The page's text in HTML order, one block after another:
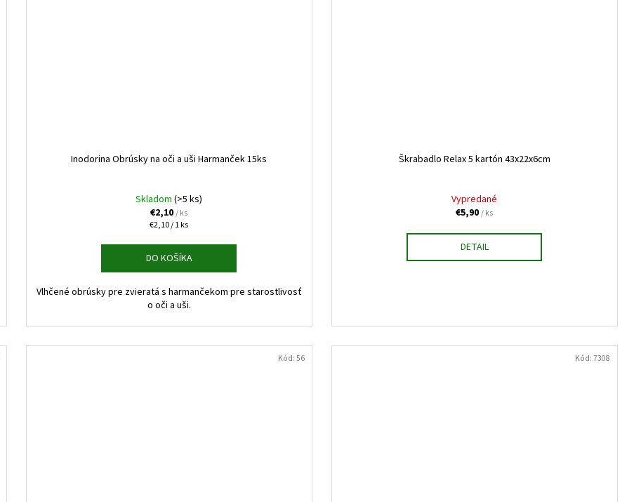
Inodorina Obrúsky na oči a uši Harmanček 15ks
Skladom(>5 ks)
€2,10/ ks
Jednotková
€2,10 / 1 ks
DO KOŠÍKA
Vlhčené obrúsky pre zvieratá s harmančekom pre starostlivosť
o oči a uši.
Škrabadlo Relax 5 kartón 43x22x6cm
Vypredané
€5,90/ ks
DETAIL
Kód:56 Kód:7308